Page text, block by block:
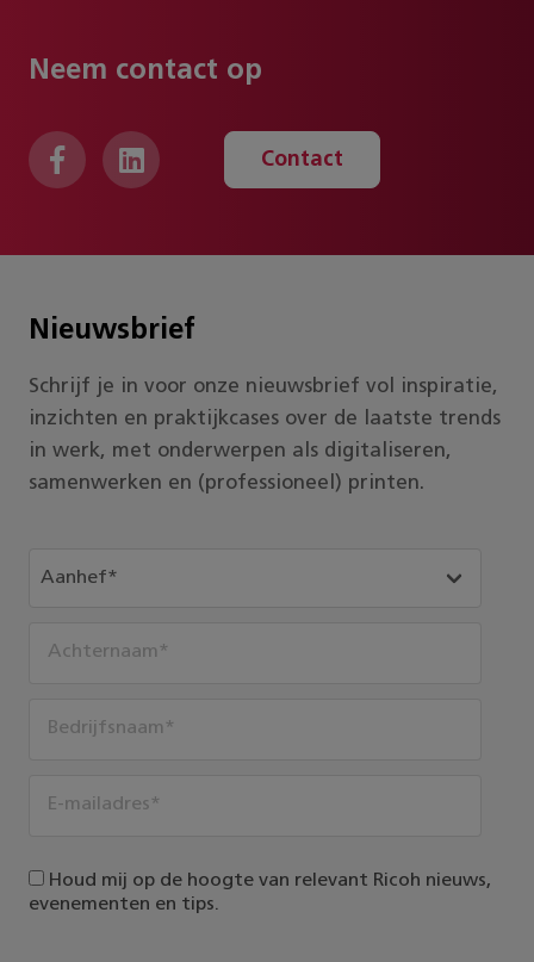
Neem contact op
Contact
Nieuwsbrief
Schrijf je in voor onze nieuwsbrief vol inspiratie,
inzichten en praktijkcases over de laatste trends
in werk, met onderwerpen als digitaliseren,
samenwerken en (professioneel) printen.
Houd mij op de hoogte van relevant Ricoh nieuws,
evenementen en tips.